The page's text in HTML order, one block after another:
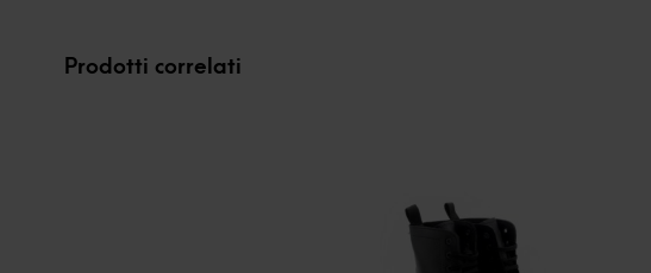
Prodotti correlati